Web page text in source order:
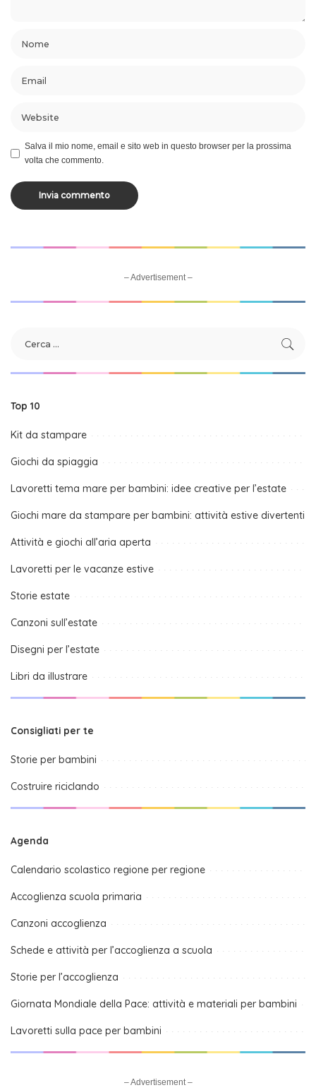
Salva il mio nome, email e sito web in questo browser per la prossima
volta che commento.
– Advertisement –
Top 10
Kit da stampare
Giochi da spiaggia
Lavoretti tema mare per bambini: idee creative per l’estate
Giochi mare da stampare per bambini: attività estive divertenti
Attività e giochi all’aria aperta
Lavoretti per le vacanze estive
Storie estate
Canzoni sull’estate
Disegni per l’estate
Libri da illustrare
Consigliati per te
Storie per bambini
Costruire riciclando
Agenda
Calendario scolastico regione per regione
Accoglienza scuola primaria
Canzoni accoglienza
Schede e attività per l’accoglienza a scuola
Storie per l’accoglienza
Giornata Mondiale della Pace: attività e materiali per bambini
Lavoretti sulla pace per bambini
– Advertisement –